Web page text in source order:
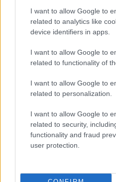
I want to allow Google to
related to analytics like
device identifiers in apps.
I want to allow Google to
related to functionality of
I want to allow Google to
related to personalization.
I want to allow Google to
related to security,
functionality and fraud
user protection.
Lepota